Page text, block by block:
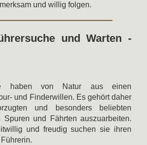
und willig folgen.
und Warten -
haben von Natur aus einen
und Finderwillen. Es gehört daher
und besonders beliebten
Spuren und Fährten auszuarbeiten.
und freudig suchen sie ihren